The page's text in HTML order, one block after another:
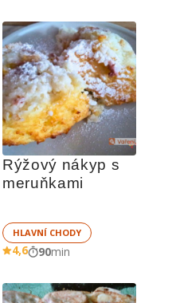
Rýžový nákyp s
meruňkami
HLAVNÍ CHODY
4,6 90min